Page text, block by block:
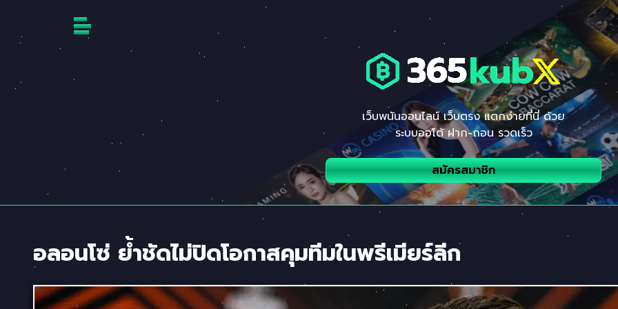
content
เว็บพนันออนไลน์ เว็บตรง แตกง่ายที่นี่ ด้วย
ระบบออโต้ ฝาก-ถอน รวดเร็ว
สมัครสมาชิก
อลอนโซ่ ย้ำชัดไม่ปิดโอกาสคุมทีมในพรีเมียร์ลีก